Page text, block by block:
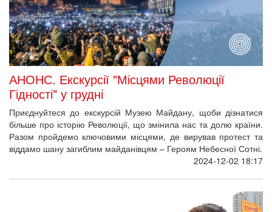
АНОНС. Екскурсії "Місцями Революції
Гідності" у грудні
Приєднуйтеся до екскурсій Музею Майдану, щоби дізнатися
більше про історію Революції, що змінила нас та долю країни.
Разом пройдемо ключовими місцями, де вирував протест та
віддамо шану загиблим майданівцям – Героям Небесної Сотні.
2024-12-02 18:17